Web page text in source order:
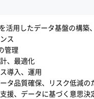
活用したデータ基盤の構築
ス
管理
、最適化
導入、運用
タ品質確保、リスク低減
援、データに基づく意思決